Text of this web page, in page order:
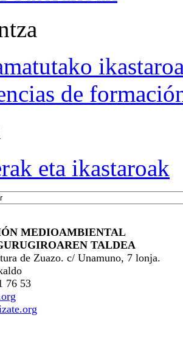
de
eta ikastaroak
MEDIOAMBIENTAL
TALDEA
de Zuazo. c/ Unamuno, 7 lonja.
76 53